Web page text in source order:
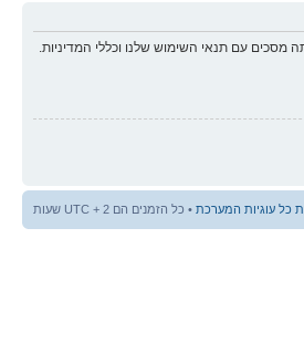
עם תנאי השימוש שלנו וכללי המדיניות.
כל עוגיות המערכת • כל הזמנים הם UTC + 2 שעות